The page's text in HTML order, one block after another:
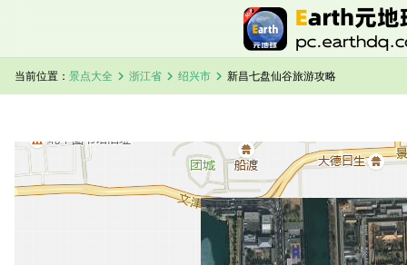
当前位置： 景点大全 chevron_right 浙江省 chevron_right 绍兴市 chevron_right 新昌七盘仙谷旅游攻略
新昌七盘仙谷卫星地图 加载中，请稍候...